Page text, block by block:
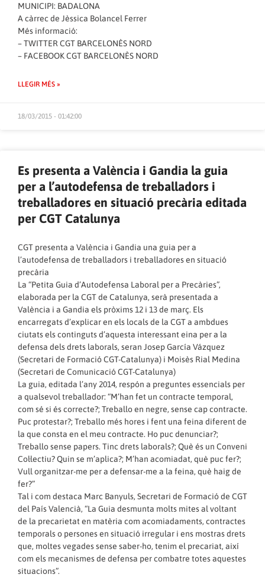
MUNICIPI: BADALONA
A càrrec de Jèssica Bolancel Ferrer
Més informació:
–TWITTER CGT BARCELONÈS NORD
– FACEBOOK CGT BARCELONÈS NORD
LLEGIR MÉS »
18/03/2015 - 01:42:00
Es presenta a València i Gandia la guia
per a l’autodefensa de treballadors i
treballadores en situació precària editada
per CGT Catalunya
CGT presenta a València i Gandia una guia per a
l’autodefensa de treballadors i treballadores en situació
precària
La “Petita Guia d’Autodefensa Laboral per a Precàries”,
elaborada per la CGT de Catalunya, serà presentada a
València i a Gandia els pròxims 12 i 13 de març. Els
encarregats d’explicar en els locals de la CGT a ambdues
ciutats els continguts d’aquesta interessant eina per a la
defensa dels drets laborals, seran Josep García Vázquez
(Secretari de Formació CGT-Catalunya) i Moisès Rial Medina
(Secretari de Comunicació CGT-Catalunya)
La guia, editada l’any 2014, respón a preguntes essencials per
a qualsevol treballador: “M’han fet un contracte temporal,
com sé si és correcte?; Treballo en negre, sense cap contracte.
Puc protestar?; Treballo més hores i fent una feina diferent de
la que consta en el meu contracte. Ho puc denunciar?;
Treballo sense papers. Tinc drets laborals?; Què és un Conveni
Col·lectiu? Quin se m’aplica?; M’han acomiadat, què puc fer?;
Vull organitzar-me per a defensar-me a la feina, què haig de
fer?”
Tal i com destaca Marc Banyuls, Secretari de Formació de CGT
del País Valencià, “La Guia desmunta molts mites al voltant
de la precarietat en matèria com acomiadaments, contractes
temporals o persones en situació irregular i ens mostras drets
que, moltes vegades sense saber-ho, tenim el precariat, així
com els mecanismes de defensa per combatre totes aquestes
situacions”.